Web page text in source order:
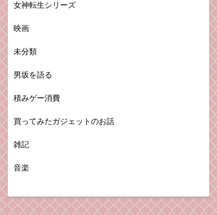
女神転生シリーズ
映画
未分類
男坂を語る
積みゲー消費
買ってみたガジェットのお話
雑記
音楽